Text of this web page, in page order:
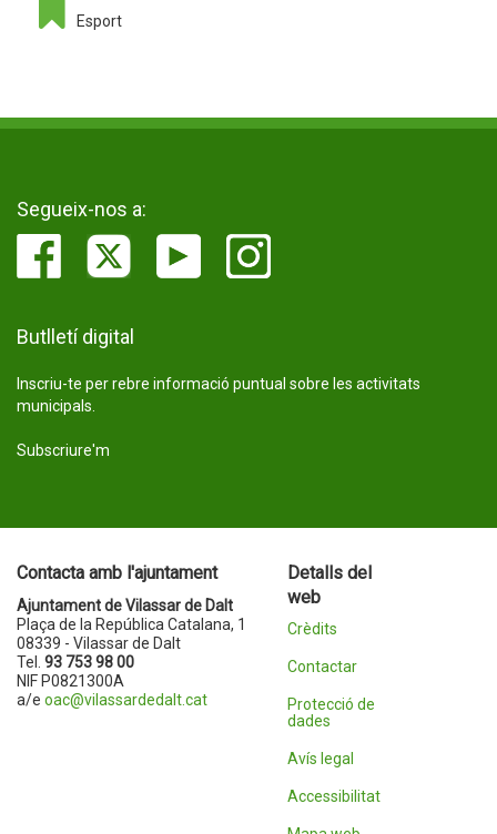
Esport
Segueix-nos a:
Butlletí digital
Inscriu-te per rebre informació puntual sobre les activitats
municipals.
Subscriure'm
Contacta amb l'ajuntament
Ajuntament de Vilassar de Dalt
Plaça de la República Catalana, 1
08339 - Vilassar de Dalt
Tel. 93 753 98 00
NIF P0821300A
a/e oac@vilassardedalt.cat
Detalls del
web
Crèdits
Contactar
Protecció de
dades
Avís legal
Accessibilitat